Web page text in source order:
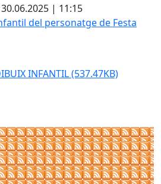
| 11:15
del personatge de Festa Major
INFANTIL(537.47KB)